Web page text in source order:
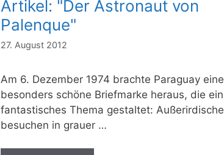
Artikel: "Der Astronaut von
Palenque"
27. August 2012
Am 6. Dezember 1974 brachte Paraguay eine
besonders schöne Briefmarke heraus, die ein
fantastisches Thema gestaltet: Außerirdische
besuchen in grauer …